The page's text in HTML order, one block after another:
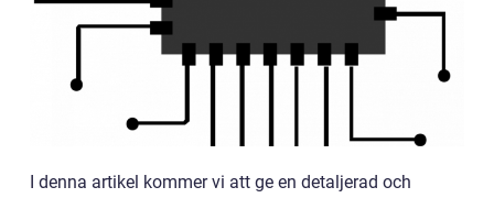
I denna artikel kommer vi att ge en detaljerad och